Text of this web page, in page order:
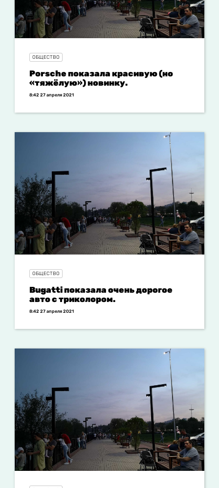
ОБЩЕСТВО
Porsche показала красивую (но
«тяжёлую») новинку.
8:42 27 апреля 2021
ОБЩЕСТВО
Bugatti показала очень дорогое
авто с триколором.
8:42 27 апреля 2021